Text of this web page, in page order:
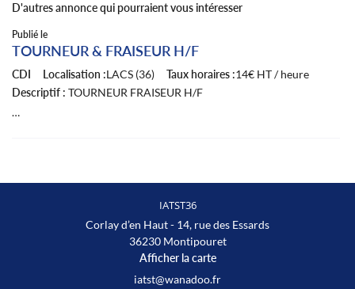
D'autres annonce qui pourraient vous intéresser
Publié le
TOURNEUR & FRAISEUR H/F
CDI Localisation :LACS (36) Taux horaires :14€ HT / heure
Descriptif : TOURNEUR FRAISEUR H/F
production des pièces fabriquées sur l’ensemble de la chaine. Votre
savoir-faire : Réglage des machines, choix des outillages,
préparation des pièces, contrôles visuels, lecture de plans. Travail
IATST36
Corlay d’en Haut - 14, rue des Essards
36230 Montipouret
Afficher la carte